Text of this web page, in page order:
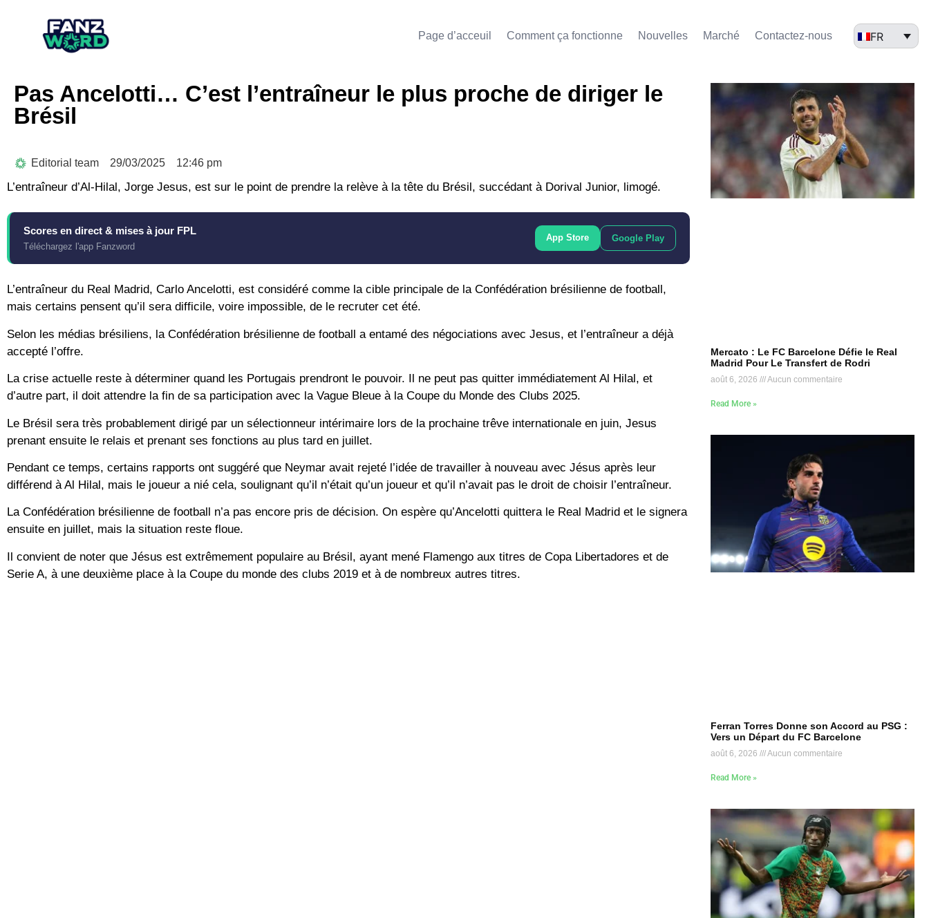
Page d’acceuil Comment ça fonctionne Nouvelles Marché​ Contactez-nous FR
Pas Ancelotti… C’est l’entraîneur le plus proche de diriger le
Brésil
Editorial team 29/03/2025 12:46 pm
L’entraîneur d’Al-Hilal, Jorge Jesus, est sur le point de prendre la relève à la tête du Brésil, succédant à Dorival Junior, limogé.
Scores en direct & mises à jour FPL
Téléchargez l'app Fanzword
App Store Google Play
L’entraîneur du Real Madrid, Carlo Ancelotti, est considéré comme la cible principale de la Confédération brésilienne de football,
mais certains pensent qu’il sera difficile, voire impossible, de le recruter cet été.
Selon les médias brésiliens, la Confédération brésilienne de football a entamé des négociations avec Jesus, et l’entraîneur a déjà
accepté l’offre.
La crise actuelle reste à déterminer quand les Portugais prendront le pouvoir. Il ne peut pas quitter immédiatement Al Hilal, et
d’autre part, il doit attendre la fin de sa participation avec la Vague Bleue à la Coupe du Monde des Clubs 2025.
Le Brésil sera très probablement dirigé par un sélectionneur intérimaire lors de la prochaine trêve internationale en juin, Jesus
prenant ensuite le relais et prenant ses fonctions au plus tard en juillet.
Pendant ce temps, certains rapports ont suggéré que Neymar avait rejeté l’idée de travailler à nouveau avec Jésus après leur
différend à Al Hilal, mais le joueur a nié cela, soulignant qu’il n’était qu’un joueur et qu’il n’avait pas le droit de choisir l’entraîneur.
La Confédération brésilienne de football n’a pas encore pris de décision. On espère qu’Ancelotti quittera le Real Madrid et le signera
ensuite en juillet, mais la situation reste floue.
Il convient de noter que Jésus est extrêmement populaire au Brésil, ayant mené Flamengo aux titres de Copa Libertadores et de
Serie A, à une deuxième place à la Coupe du monde des clubs 2019 et à de nombreux autres titres.
Mercato : Le FC Barcelone Défie le Real
Madrid Pour Le Transfert de Rodri
août 6, 2026 Aucun commentaire
Read More »
Ferran Torres Donne son Accord au PSG :
Vers un Départ du FC Barcelone
août 6, 2026 Aucun commentaire
Read More »